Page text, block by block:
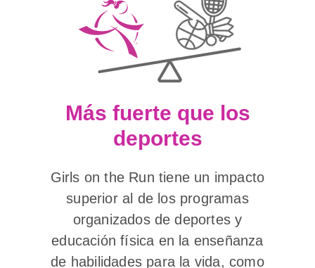
Más fuerte que los
deportes
Girls on the Run tiene un impacto
superior al de los programas
organizados de deportes y
educación física en la enseñanza
de habilidades para la vida, como